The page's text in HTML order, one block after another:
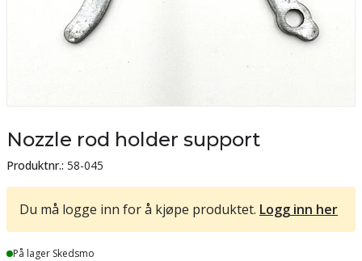
Nozzle rod holder support
Produktnr.: 58-045
Du må logge inn for å kjøpe produktet. Logg inn her
Lager
På lager Skedsmo